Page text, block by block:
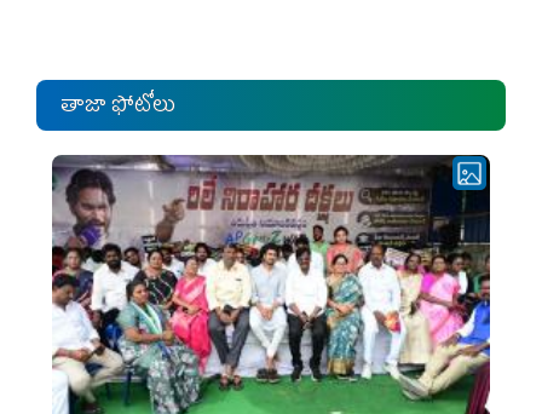
తాజా ఫోటోలు